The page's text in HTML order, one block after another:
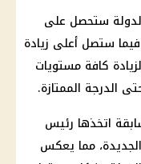
ستحصل على
جنيه مصري، فيما ستصل أعلى زيادة
كافة مستويات
الدرجة الممتازة.
اتخذها رئيس
مما يعكس